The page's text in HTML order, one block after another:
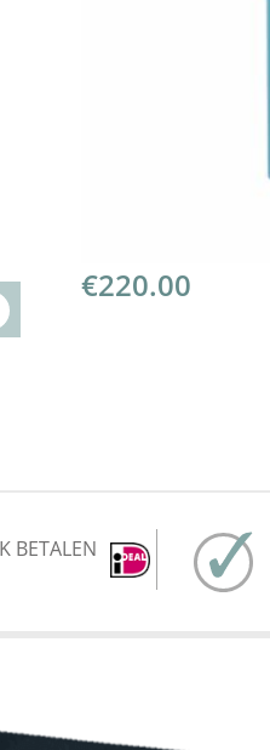
€220.00
BETALEN